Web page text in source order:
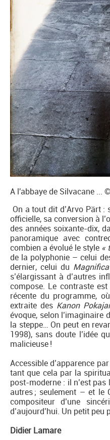
A l'abbaye de Silvacane ...
On a tout dit d’Arvo Pärt
officielle, sa conversion à
des années soixante-dix,
panoramique avec
combien a évolué le style «
de la polyphonie – celui
dernier, celui du
s’élargissant à d’autres
compose. Le contraste
récente du programme,
extraite des Kanon
évoque, selon l’imaginaire
la steppe… On peut en
1998), sans doute l’idée
malicieuse !
Accessible d’apparence
tant que cela par la
post-moderne : il n’est
autres ; seulement – et le
compositeur d’une
d’aujourd’hui. Un petit peu
Didier Lamare